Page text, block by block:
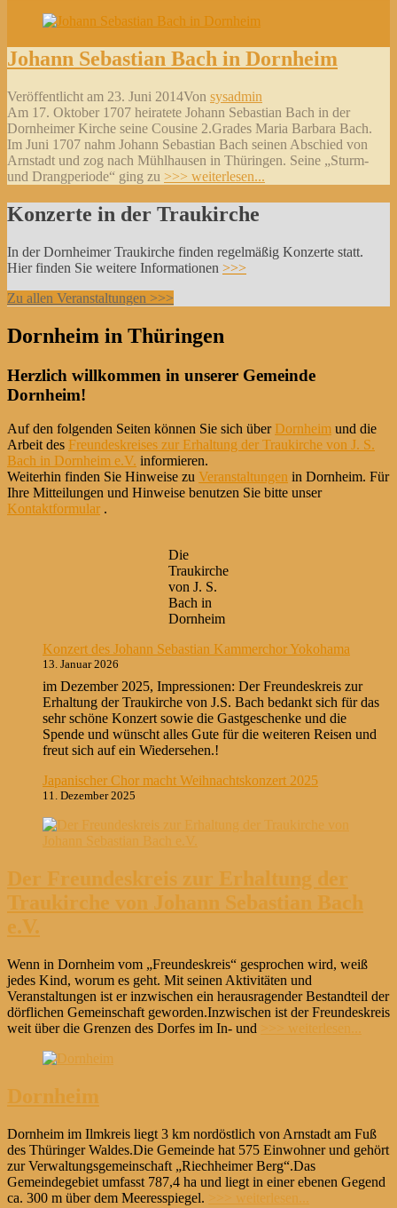
Johann Sebastian Bach in Dornheim
Veröffentlicht am 23. Juni 2014Von sysadmin
Am 17. Oktober 1707 heiratete Johann Sebastian Bach in der
Dornheimer Kirche seine Cousine 2.Grades Maria Barbara Bach.
Im Juni 1707 nahm Johann Sebastian Bach seinen Abschied von
Arnstadt und zog nach Mühlhausen in Thüringen. Seine „Sturm-
und Drangperiode“ ging zu >>> weiterlesen...
Konzerte in der Traukirche
In der Dornheimer Traukirche finden regelmäßig Konzerte statt.
Hier finden Sie weitere Informationen >>>
Zu allen Veranstaltungen >>>
Dornheim in Thüringen
Herzlich willkommen in unserer Gemeinde
Dornheim!
Auf den folgenden Seiten können Sie sich über Dornheim und die
Arbeit des Freundeskreises zur Erhaltung der Traukirche von J. S.
Bach in Dornheim e.V. informieren.
Weiterhin finden Sie Hinweise zu Veranstaltungen in Dornheim. Für
Ihre Mitteilungen und Hinweise benutzen Sie bitte unser
Kontaktformular .
Die
Traukirche
von J. S.
Bach in
Dornheim
Konzert des Johann Sebastian Kammerchor Yokohama
13. Januar 2026
im Dezember 2025, Impressionen: Der Freundeskreis zur
Erhaltung der Traukirche von J.S. Bach bedankt sich für das
sehr schöne Konzert sowie die Gastgeschenke und die
Spende und wünscht alles Gute für die weiteren Reisen und
freut sich auf ein Wiedersehen.!
Japanischer Chor macht Weihnachtskonzert 2025
11. Dezember 2025
Der Freundeskreis zur Erhaltung der
Traukirche von Johann Sebastian Bach
e.V.
Wenn in Dornheim vom „Freundeskreis“ gesprochen wird, weiß
jedes Kind, worum es geht. Mit seinen Aktivitäten und
Veranstaltungen ist er inzwischen ein herausragender Bestandteil der
dörflichen Gemeinschaft geworden.Inzwischen ist der Freundeskreis
weit über die Grenzen des Dorfes im In- und >>> weiterlesen...
Dornheim
Dornheim im Ilmkreis liegt 3 km nordöstlich von Arnstadt am Fuß
des Thüringer Waldes.Die Gemeinde hat 575 Einwohner und gehört
zur Verwaltungsgemeinschaft „Riechheimer Berg“.Das
Gemeindegebiet umfasst 787,4 ha und liegt in einer ebenen Gegend
ca. 300 m über dem Meeresspiegel. >>> weiterlesen...